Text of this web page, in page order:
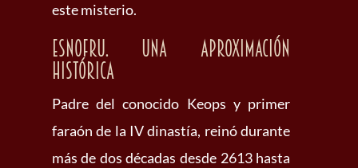
este misterio.
Esnofru. Una aproximación
histórica
Padre del conocido Keops y primer
faraón de la IV dinastía, reinó durante
más de dos décadas desde 2613 hasta